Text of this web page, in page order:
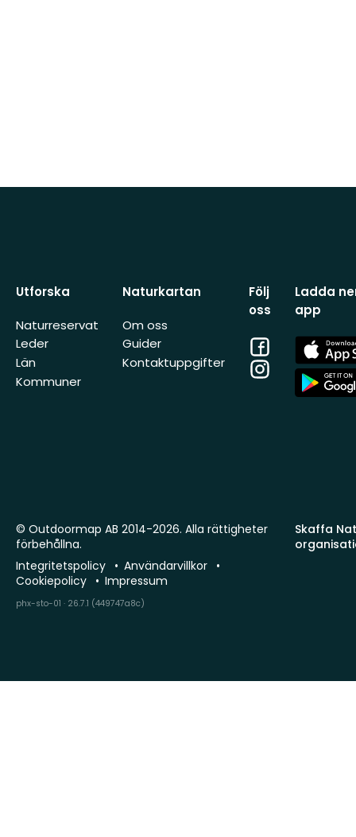
Utforska
Naturreservat
Leder
Län
Kommuner
Naturkartan
Om oss
Guider
Kontaktuppgifter
Följ
oss
Facebook
Instagram
Ladda
app
App
Store
App
Store
Skaffa
© Outdoormap AB 2014-2026. Alla rättigheter
förbehållna.
Integritetspolicy
Användarvillkor
Cookiepolicy
Impressum
phx-sto-01 · 26.7.1 (449747a8c)